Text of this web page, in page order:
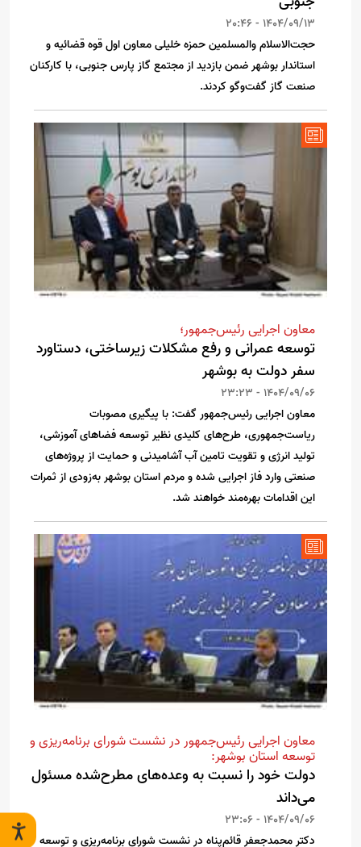
1404/09/13 - 20:46
حجت‌الاسلام والمسلمین حمزه خلیلی معاون اول قوه قضائیه و
استاندار بوشهر ضمن بازدید از مجتمع گاز پارس جنوبی، با کارکنان
صنعت گاز گفت‌وگو کردند.
معاون اجرایی رئیس‌جمهور؛
توسعه عمرانی و رفع مشکلات زیرساختی، دستاورد
سفر دولت به بوشهر
1404/09/06 - 23:23
معاون اجرایی رئیس‌جمهور گفت: با پیگیری مصوبات
ریاست‌جمهوری، طرح‌های کلیدی نظیر توسعه فضاهای آموزشی،
تولید انرژی و تقویت تامین آب آشامیدنی و حمایت از پروژه‌های
صنعتی وارد فاز اجرایی شده و مردم استان بوشهر به‌زودی از ثمرات
این اقدامات بهره‌مند خواهند شد.
معاون اجرایی رئیس‌جمهور در نشست شورای برنامه‌ریزی و
توسعه استان بوشهر:
دولت خود را نسبت به وعده‌های مطرح‌شده مسئول
می‌داند
1404/09/06 - 23:06
دکتر محمدجعفر قائم‌پناه در نشست شورای برنامه‌ریزی و توسعه